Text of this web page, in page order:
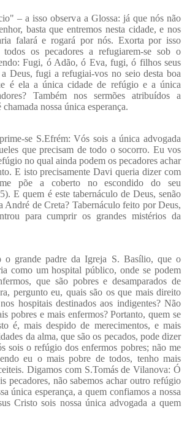
– a isso observa a Glossa: já que nós não
basta que entremos nesta cidade, e nos
falará e rogará por nós. Exorta por isso
todos os pecadores a refugiarem-se sob o
Fugi, ó Adão, ó Eva, fugi, ó filhos seus
Deus, fugi a refugiai-vos no seio desta boa
é ela a única cidade de refúgio e a única
Também nos sermões atribuídos a
nossa única esperança.
se S.Efrém: Vós sois a única advogada
que precisam de todo o socorro. Eu vos
no qual ainda podem os pecadores achar
E isto precisamente Davi queria dizer com
põe a coberto no escondido do seu
E quem é este tabernáculo de Deus, senão
André de Creta? Tabernáculo feito por Deus,
para cumprir os grandes mistérios da
o grande padre da Igreja S. Basílio, que o
como um hospital público, onde se podem
que são pobres e desamparados de
pergunto eu, quais são os que mais direito
hospitais destinados aos indigentes? Não
pobres e mais enfermos? Portanto, quem se
é, mais despido de merecimentos, e mais
da alma, que são os pecados, pode dizer
sois o refúgio dos enfermos pobres; não me
eu o mais pobre de todos, tenho mais
Digamos com S.Tomás de Vilanova: Ó
pecadores, não sabemos achar outro refúgio
única esperança, a quem confiamos a nossa
Cristo sois nossa única advogada a quem